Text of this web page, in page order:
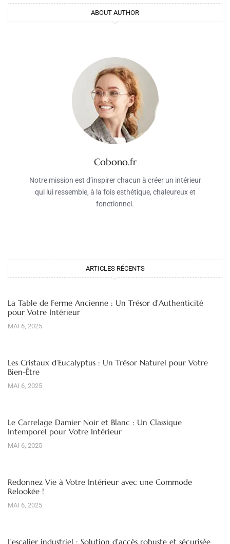
ABOUT AUTHOR
Cobono.fr
Notre mission est d’inspirer chacun à créer un intérieur
qui lui ressemble, à la fois esthétique, chaleureux et
fonctionnel.
ARTICLES RÉCENTS
La Table de Ferme Ancienne : Un Trésor d’Authenticité
pour Votre Intérieur
MAI 6, 2025
Les Cristaux d’Eucalyptus : Un Trésor Naturel pour Votre
Bien-Être
MAI 6, 2025
Le Carrelage Damier Noir et Blanc : Un Classique
Intemporel pour Votre Intérieur
MAI 6, 2025
Redonnez Vie à Votre Intérieur avec une Commode
Relookée !
MAI 6, 2025
L’escalier industriel : Solution d’accès robuste et sécurisée